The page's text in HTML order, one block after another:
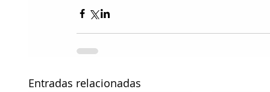
Entradas relacionadas